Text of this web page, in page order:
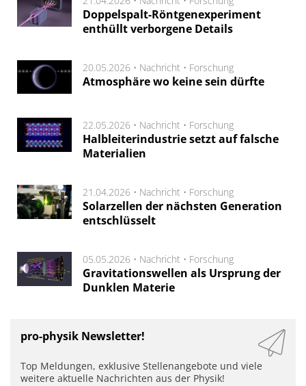
Doppelspalt-Röntgenexperiment
enthüllt verborgene Details
20.05.2026 • Nachricht • Forschung
Atmosphäre wo keine sein dürfte
22.05.2026 • Nachricht • Forschung
Halbleiterindustrie setzt auf falsche
Materialien
21.04.2026 • Nachricht • Forschung
Solarzellen der nächsten Generation
entschlüsselt
05.05.2026 • Nachricht • Forschung
Gravitationswellen als Ursprung der
Dunklen Materie
pro-physik Newsletter!
Top Meldungen, exklusive Stellenangebote und viele
weitere aktuelle Nachrichten aus der Physik!